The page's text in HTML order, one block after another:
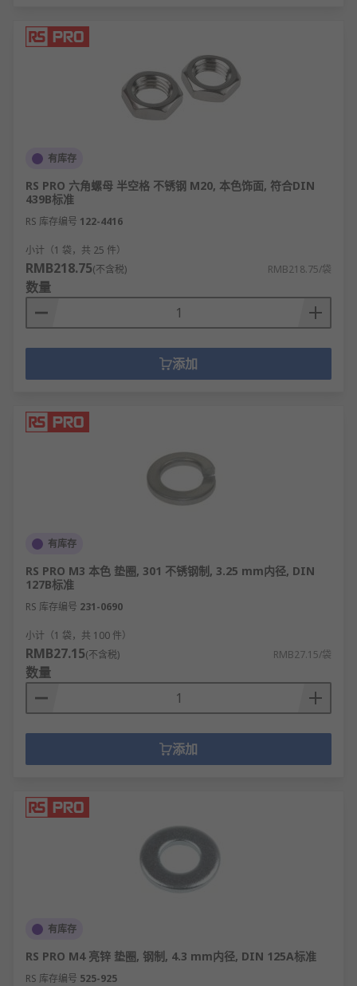
有库存
RS PRO 六角螺母 半空格 不锈钢 M20, 本色饰面, 符合DIN
439B标准
RS 库存编号 122-4416
小计（1 袋，共 25 件）
RMB218.75(不含税) RMB218.75/袋
数量
添加
有库存
RS PRO M3 本色 垫圈, 301 不锈钢制, 3.25 mm内径, DIN
127B标准
RS 库存编号 231-0690
小计（1 袋，共 100 件）
RMB27.15(不含税) RMB27.15/袋
数量
添加
有库存
RS PRO M4 亮锌 垫圈, 钢制, 4.3 mm内径, DIN 125A标准
RS 库存编号 525-925